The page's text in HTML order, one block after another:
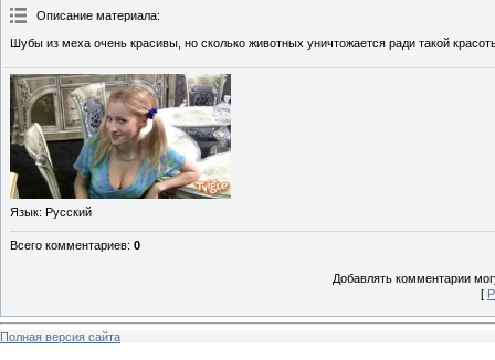
Описание материала:
Шубы из меха очень красивы, но сколько животных уничтожается ради такой
Язык: Русский
Всего комментариев: 0
Добавлять комментарии
[
Полная версия сайта